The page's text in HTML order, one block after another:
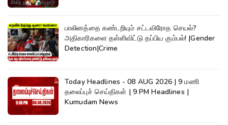
பாலினத்தை கண்டறியும் சட்டவிரோத செயல்?
அதிகாரிகளை தள்ளிவிட்டு தப்பிய கும்பல்! |Gender
Detection|Crime
Today Headlines - 08 AUG 2026 | 9 மணி
தலைப்புச் செய்திகள் | 9 PM Headlines |
Kumudam News